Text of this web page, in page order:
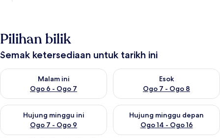
Pilihan bilik
Semak ketersediaan untuk tarikh ini
Malam ini
Ogo 6 - Ogo 7
Semak ketersediaan untuk malam ini Ogo 6 - Ogo 7
Esok
Ogo 7 - Ogo 8
Semak ketersediaan untuk
Hujung minggu ini
Ogo 7 - Ogo 9
Semak ketersediaan untuk hujung minggu ini Ogo 7 - Ogo 9
Hujung minggu depan
Ogo 14 - Ogo 16
Semak ketersediaan untuk